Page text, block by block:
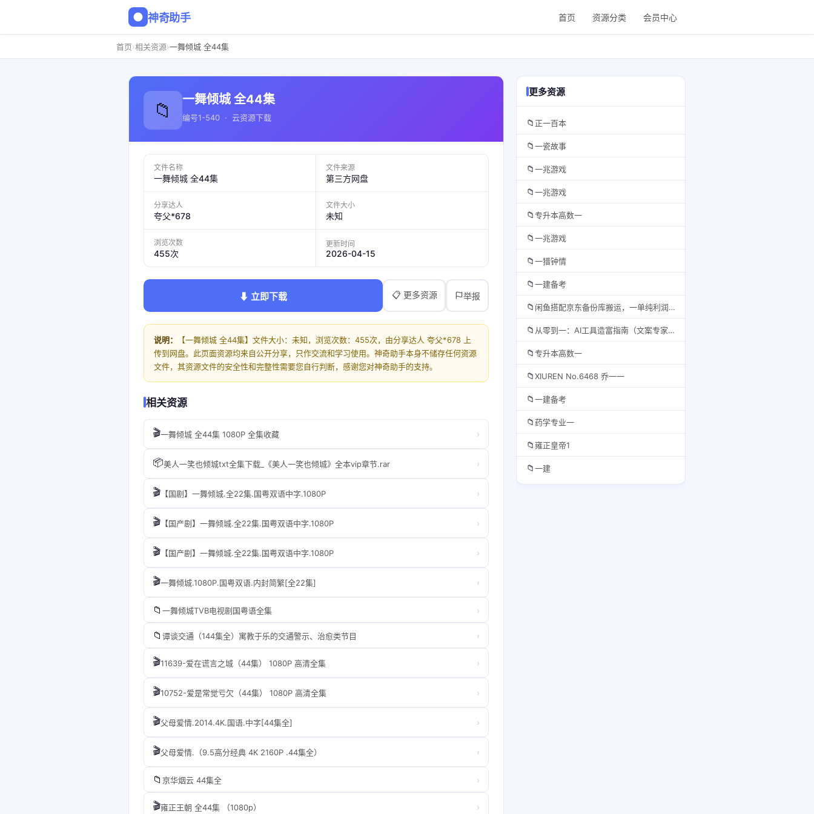
神奇助手 首页 资源分类 会员中心
首页›相关资源›一舞倾城 全44集
📁 一舞倾城 全44集
编号1-540 · 云资源下载
文件名称
一舞倾城 全44集
文件来源
第三方网盘
分享达人
夸父*678
文件大小
未知
浏览次数
455次
更新时间
2026-04-15
⬇ 立即下载 📋 更多资源 举报
说明：
【一舞倾城 全44集】文件大小：未知，浏览次数：455次，由分享达人 夸父*678 上
传到网盘。此页面资源均来自公开分享，只作交流和学习使用。神奇助手本身不储存任何资源
文件，其资源文件的安全性和完整性需要您自行判断，感谢您对神奇助手的支持。
相关资源
🎬一舞倾城 全44集 1080P 全集收藏 ›
📦美人一笑也倾城txt全集下载_《美人一笑也倾城》全本vip章节.rar ›
🎬 【国剧】一舞倾城.全22集.国粤双语中字.1080P ›
🎬 【国产剧】一舞倾城.全22集.国粤双语中字.1080P ›
🎬 【国产剧】一舞倾城.全22集.国粤双语中字.1080P ›
🎬一舞倾城.1080P.国粤双语.内封简繁[全22集] ›
📁 一舞倾城TVB电视剧国粤语全集 ›
📁 谭谈交通（144集全）寓教于乐的交通警示、治愈类节目 ›
🎬11639-爱在谎言之城（44集） 1080P 高清全集 ›
🎬10752-爱是常觉亏欠（44集） 1080P 高清全集 ›
🎬父母爱情.2014.4K.国语.中字[44集全] ›
🎬父母爱情.（9.5高分经典 4K 2160P .44集全） ›
📁 京华烟云 44集全 ›
🎬雍正王朝 全44集 （1080p） ›
更多资源
📁 正一百本
📁一瓷故事
📁一兆游戏
📁一兆游戏
📁专升本高数一
📁一兆游戏
📁一猎钟情
📁一建备考
📁 闲鱼搭配京东备份库搬运，一单纯利润 200-300，全部正品靠谱，适合新手！
📁 从零到一：AI工具造富指南（文案专家篇）​学会使用主流AI工具，方法和心法的融合
📁专升本高数一
📁XIUREN No.6468 乔一一
📁一建备考
📁药学专业一
📁雍正皇帝1
📁一建